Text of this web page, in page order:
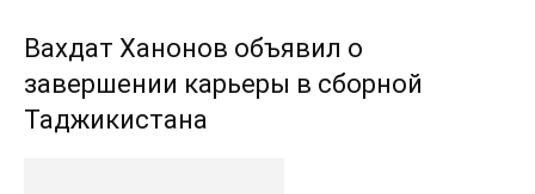
Вахдат Ханонов объявил о
завершении карьеры в сборной
Таджикистана